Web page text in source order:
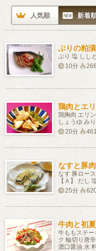
人気順 新着
ぶりの粕
ぶり 塩 しし
10分
鶏肉とエ
鶏胸肉 エリ
しょうゆ み
20分
なすと豚
なす 豚ロー
【Ａ】 だし
25分
牛肉と初
牛ももステー
ク 輪切り唐
濃口醤油 水